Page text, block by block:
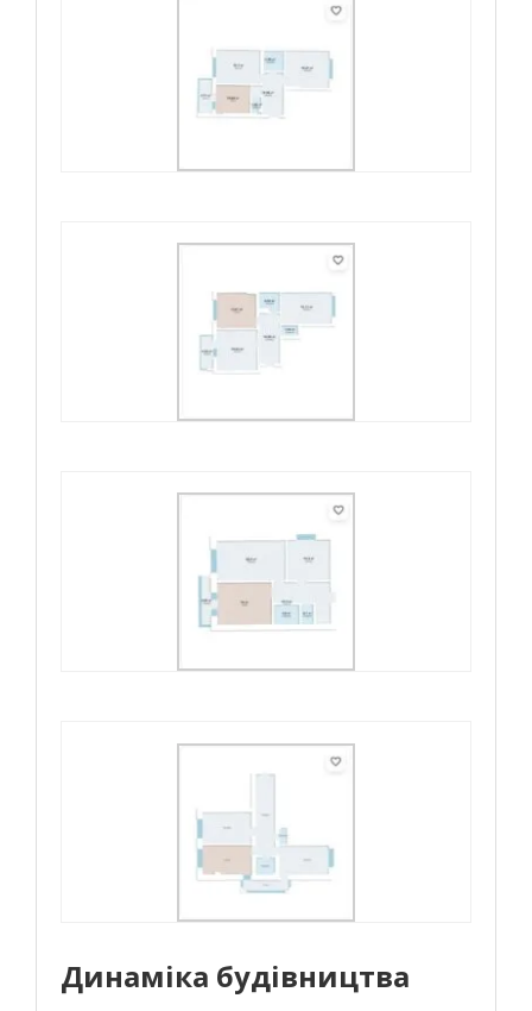
Динаміка будівництва